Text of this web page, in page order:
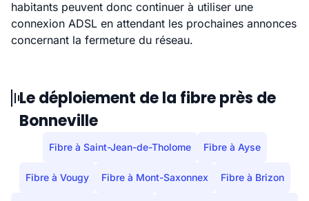
habitants peuvent donc continuer à utiliser une
connexion ADSL en attendant les prochaines annonces
concernant la fermeture du réseau.
Le déploiement de la fibre près de
Bonneville
Fibre à Saint-Jean-de-Tholome Fibre à Ayse
Fibre à Vougy Fibre à Mont-Saxonnex Fibre à Brizon